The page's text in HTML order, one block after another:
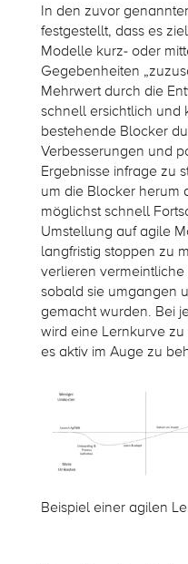
In den zuvor
festgestellt, dass es
Modelle kurz- oder
Gegebenheiten
Mehrwert durch die
schnell ersichtlich und
bestehende Blocker
Verbesserungen und
Ergebnisse infrage zu
um die Blocker herum
möglichst schnell
Umstellung auf agile
langfristig stoppen zu
verlieren
sobald sie umgangen
gemacht wurden. Bei
wird eine Lernkurve
es aktiv im Auge zu
Beispiel einer agilen